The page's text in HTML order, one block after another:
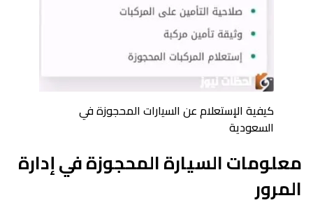
كيفية الإستعلام عن السيارات المحجوزة في
السعودية
معلومات السيارة المحجوزة في إدارة
المرور